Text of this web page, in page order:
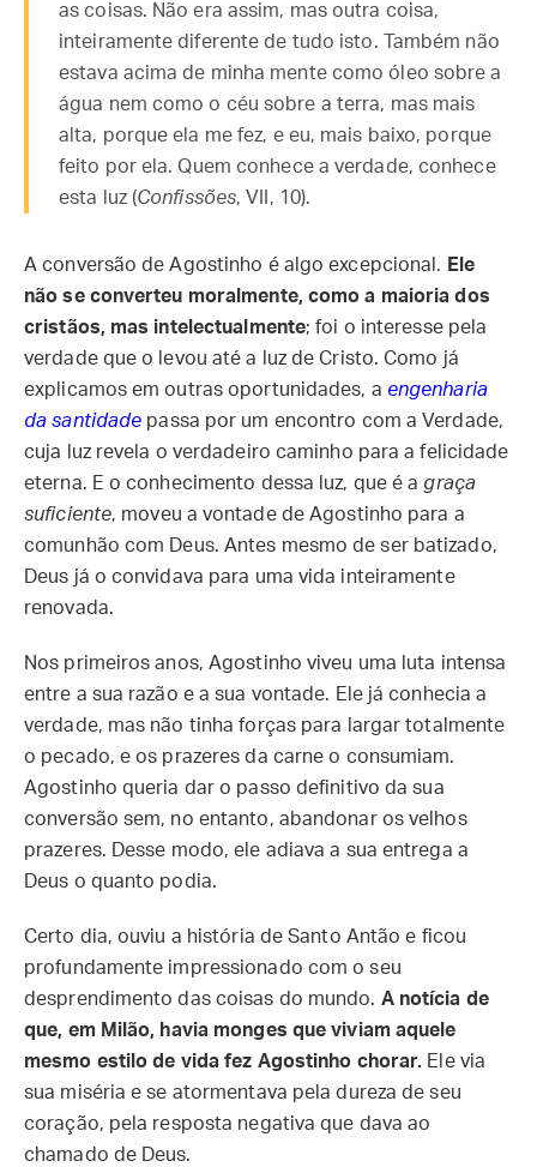
as coisas. Não era assim, mas outra coisa,
inteiramente diferente de tudo isto. Também não
estava acima de minha mente como óleo sobre a
água nem como o céu sobre a terra, mas mais
alta, porque ela me fez, e eu, mais baixo, porque
feito por ela. Quem conhece a verdade, conhece
esta luz (Confissões, VII, 10).
A conversão de Agostinho é algo excepcional. Ele
não se converteu moralmente, como a maioria dos
cristãos, mas intelectualmente; foi o interesse pela
verdade que o levou até a luz de Cristo. Como já
explicamos em outras oportunidades, a engenharia
da santidade passa por um encontro com a Verdade,
cuja luz revela o verdadeiro caminho para a felicidade
eterna. E o conhecimento dessa luz, que é a graça
suficiente, moveu a vontade de Agostinho para a
comunhão com Deus. Antes mesmo de ser batizado,
Deus já o convidava para uma vida inteiramente
renovada.
Nos primeiros anos, Agostinho viveu uma luta intensa
entre a sua razão e a sua vontade. Ele já conhecia a
verdade, mas não tinha forças para largar totalmente
o pecado, e os prazeres da carne o consumiam.
Agostinho queria dar o passo definitivo da sua
conversão sem, no entanto, abandonar os velhos
prazeres. Desse modo, ele adiava a sua entrega a
Deus o quanto podia.
Certo dia, ouviu a história de Santo Antão e ficou
profundamente impressionado com o seu
desprendimento das coisas do mundo. A notícia de
que, em Milão, havia monges que viviam aquele
mesmo estilo de vida fez Agostinho chorar. Ele via
sua miséria e se atormentava pela dureza de seu
coração, pela resposta negativa que dava ao
chamado de Deus.